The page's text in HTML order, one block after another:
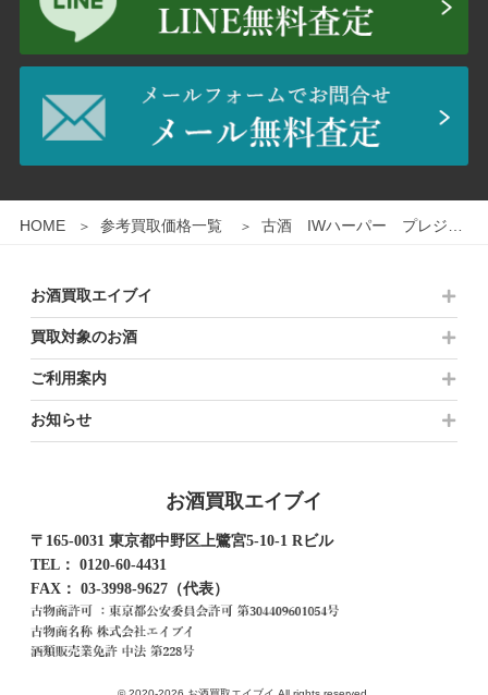
HOME 参考買取価格一覧 古酒 IWハーパー プレジデントリザーブ替え栓付き
/
お酒買取エイブイ
買取対象のお酒
ご利用案内
お知らせ
お酒買取エイブイ
〒165-0031 東京都中野区上鷺宮5-10-1 Rビル
TEL： 0120-60-4431
FAX： 03-3998-9627（代表）